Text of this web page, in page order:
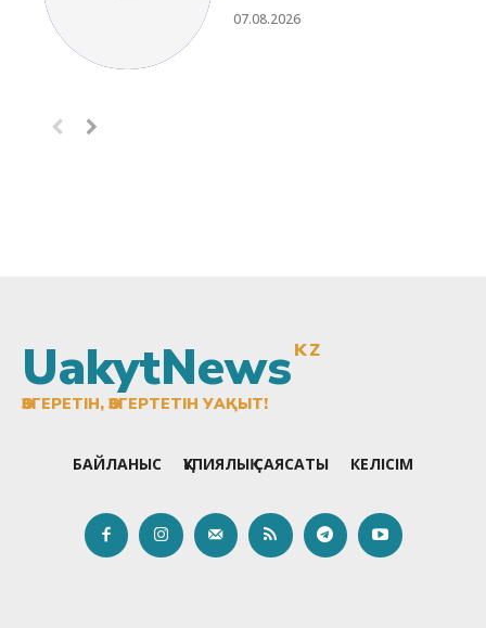
07.08.2026
UakytNewsKZ
ӨЗГЕРЕТІН, ӨЗГЕРТЕТІН УАҚЫТ!
БАЙЛАНЫС ҚҰПИЯЛЫҚ САЯСАТЫ КЕЛІСІМ